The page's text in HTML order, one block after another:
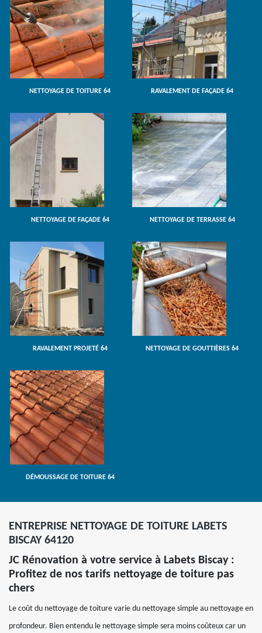
NETTOYAGE DE TOITURE 64 RAVALEMENT DE FAÇADE 64
NETTOYAGE DE FAÇADE 64 NETTOYAGE DE TERRASSE 64
RAVALEMENT PROJETÉ 64 NETTOYAGE DE GOUTTIÈRES 64
DÉMOUSSAGE DE TOITURE 64
ENTREPRISE NETTOYAGE DE TOITURE LABETS
BISCAY 64120
JC Rénovation à votre service à Labets Biscay :
Profitez de nos tarifs nettoyage de toiture pas
chers
Le coût du nettoyage de toiture varie du nettoyage simple au nettoyage en
profondeur. Bien entendu le nettoyage simple sera moins coûteux car un